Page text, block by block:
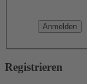
Registrieren